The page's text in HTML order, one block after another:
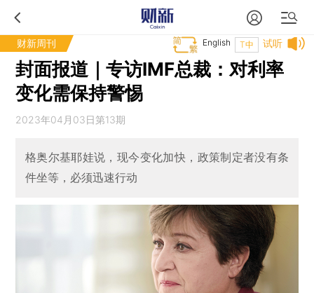
财新周刊 试听
T中
English
封面报道｜专访IMF总裁：对利率
变化需保持警惕
2023年04月03日第13期
格奥尔基耶娃说，现今变化加快，政策制定者没有条
件坐等，必须迅速行动